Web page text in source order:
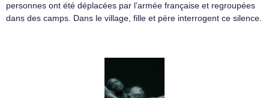
personnes ont été déplacées par l’armée française et regroupées
dans des camps. Dans le village, fille et père interrogent ce silence.